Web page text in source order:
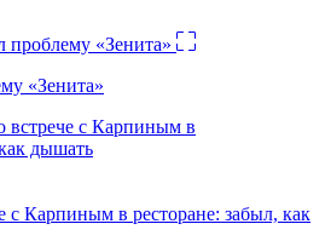
«Зенита»
с Карпиным в ресторане: забыл, как